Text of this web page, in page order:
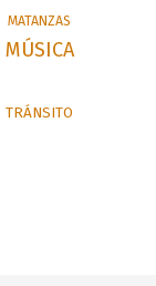
MATANZAS
MÚSICA
TRÁNSITO